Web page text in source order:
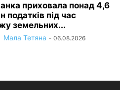
приховала понад 4,6
податків під час
земельних...
Мала Тетяна - 06.08.2026